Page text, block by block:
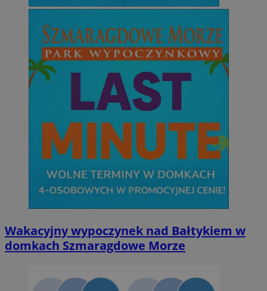
Wakacyjny wypoczynek nad Bałtykiem w
domkach Szmaragdowe Morze